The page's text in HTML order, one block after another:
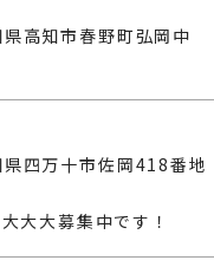
高知市春野町弘岡中
四万十市佐岡418番地
大大募集中です！